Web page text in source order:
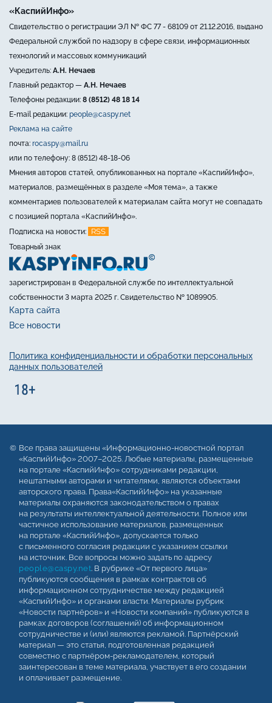
«КаспийИнфо»
Свидетельство о регистрации ЭЛ № ФС 77 - 68109 от 21.12.2016, выдано
Федеральной службой по надзору в сфере связи, информационных
технологий и массовых коммуникаций
Учредитель: А.Н. Нечаев
Главный редактор — А.Н. Нечаев
Телефоны редакции: 8 (8512) 48 18 14
E-mail редакции: people@caspy.net
Реклама на сайте
почта: rocaspy@mail.ru
или по телефону: 8 (8512) 48-18-06
Мнения авторов статей, опубликованных на портале «КаспийИнфо»,
материалов, размещённых в разделе «Моя тема», а также
комментариев пользователей к материалам сайта могут не совпадать
с позицией портала «КаспийИнфо».
Подписка на новости:
RSS
Товарный знак
зарегистрирован в Федеральной службе по интеллектуальной
собственности 3 марта 2025 г. Свидетельство № 1089905.
Карта сайта
Все новости
Политика конфиденциальности и обработки персональных
данных пользователей
Все права защищены «Информационно-новостной портал
«КаспийИнфо» 2007–2025. Любые материалы, размещенные
на портале «КаспийИнфо» сотрудниками редакции,
нештатными авторами и читателями, являются объектами
авторского права. Права«КаспийИнфо» на указанные
материалы охраняются законодательством о правах
на результаты интеллектуальной деятельности. Полное или
частичное использование материалов, размещенных
на портале «КаспийИнфо», допускается только
с письменного согласия редакции с указанием ссылки
на источник. Все вопросы можно задать по адресу
people@caspy.net. В рубрике «От первого лица»
публикуются сообщения в рамках контрактов об
информационном сотрудничестве между редакцией
«КаспийИнфо» и органами власти. Материалы рубрик
«Новости партнёров» и «Новости компаний» публикуются в
рамках договоров (соглашений) об информационном
сотрудничестве и (или) являются рекламой. Партнёрский
материал — это статья, подготовленная редакцией
совместно с партнёром-рекламодателем, который
заинтересован в теме материала, участвует в его создании
и оплачивает размещение.